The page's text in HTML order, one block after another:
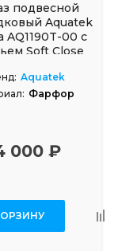
подвесной
Aquatek
AQ1190T-00 с
Soft Close
Aquatek
Фарфор
000 ₽